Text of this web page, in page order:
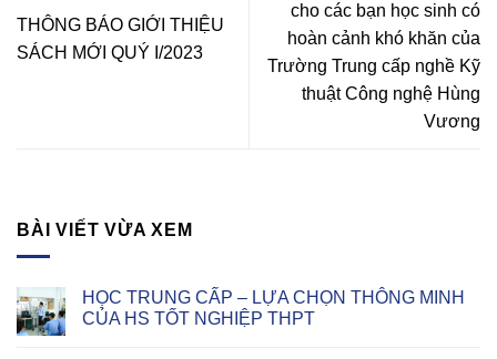
THÔNG BÁO GIỚI THIỆU
SÁCH MỚI QUÝ I/2023
cho các bạn học sinh có
hoàn cảnh khó khăn của
Trường Trung cấp nghề Kỹ
thuật Công nghệ Hùng
Vương
BÀI VIẾT VỪA XEM
HỌC TRUNG CẤP – LỰA CHỌN THÔNG MINH
CỦA HS TỐT NGHIỆP THPT